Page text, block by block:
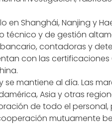
en Shanghái, Nanjing y
y de gestión
contadoras y
con las certificaciones
mantiene al día. Las
Asia y otras
de todo el
mutuamente